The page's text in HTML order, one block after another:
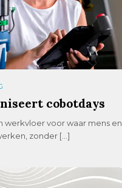
cobotdays
werkvloer voor waar mens en
zonder […]